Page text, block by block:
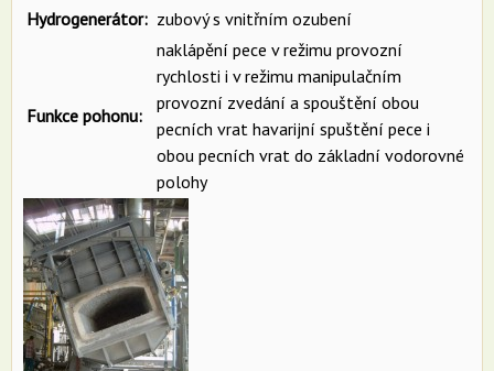
Hydrogenerátor: zubový s vnitřním ozubení
Funkce pohonu:
naklápění pece v režimu provozní
rychlosti i v režimu manipulačním
provozní zvedání a spouštění obou
pecních vrat havarijní spuštění pece i
obou pecních vrat do základní vodorovné
polohy